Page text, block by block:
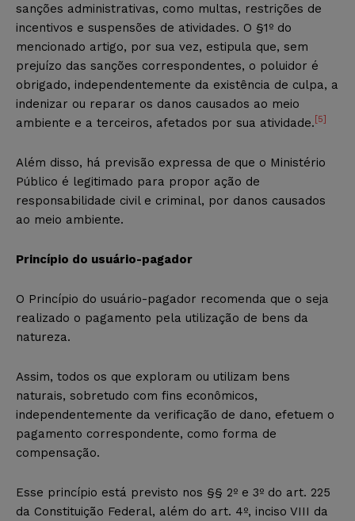
sanções administrativas, como multas, restrições de
incentivos e suspensões de atividades. O §1º do
mencionado artigo, por sua vez, estipula que, sem
prejuízo das sanções correspondentes, o poluidor é
obrigado, independentemente da existência de culpa, a
indenizar ou reparar os danos causados ao meio
ambiente e a terceiros, afetados por sua atividade. [5]
Além disso, há previsão expressa de que o Ministério
Público é legitimado para propor ação de
responsabilidade civil e criminal, por danos causados
ao meio ambiente.
Princípio do usuário-pagador
O Princípio do usuário-pagador recomenda que o seja
realizado o pagamento pela utilização de bens da
natureza.
Assim, todos os que exploram ou utilizam bens
naturais, sobretudo com fins econômicos,
independentemente da verificação de dano, efetuem o
pagamento correspondente, como forma de
compensação.
Esse princípio está previsto nos §§ 2º e 3º do art. 225
da Constituição Federal, além do art. 4º, inciso VIII da